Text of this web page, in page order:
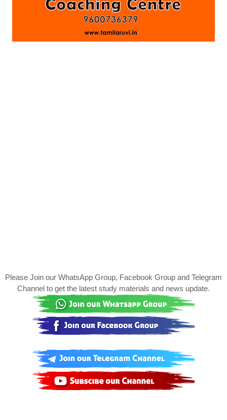
Please Join our WhatsApp Group, Facebook Group and Telegram
Channel to get the latest study materials and news update.